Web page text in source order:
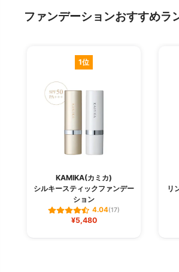
ファンデーションおすすめラ
1位
KAMIKA(カミカ)
シルキースティックファンデー
ション
4.04(17)
¥5,480
リ